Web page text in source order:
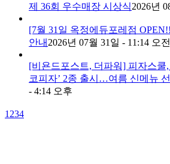
제 36회 우수매장 시상식2026년
[7월 31일 옥정에듀포레점
안내 2026년 07월 31일 - 11:14 오전
[비욘드포스트, 더파워] 피자스쿨
코피자’ 2종 출시…여름 신메뉴
- 4:14 오후
1 234